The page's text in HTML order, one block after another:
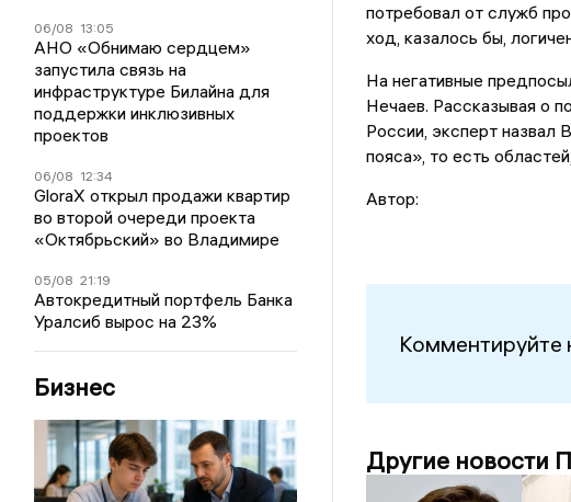
06/08 13:05
АНО «Обнимаю сердцем»
запустила связь на
инфраструктуре Билайна для
поддержки инклюзивных
проектов
06/08 12:34
GloraX открыл продажи квартир
во второй очереди проекта
«Октябрьский» во Владимире
05/08 21:19
Автокредитный портфель Банка
Уралсиб вырос на 23%
Бизнес
потребовал от служб
ход, казалось бы,
На негативные
Нечаев. Рассказывая о
России, эксперт назвал
пояса», то есть
Автор:
Комментируйте
Другие новости